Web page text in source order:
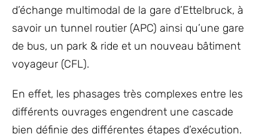
d’échange multimodal de la gare d’Ettelbruck, à
savoir un tunnel routier (APC) ainsi qu’une gare
de bus, un park & ride et un nouveau bâtiment
voyageur (CFL).
En effet, les phasages très complexes entre les
différents ouvrages engendrent une cascade
bien définie des différentes étapes d’exécution.